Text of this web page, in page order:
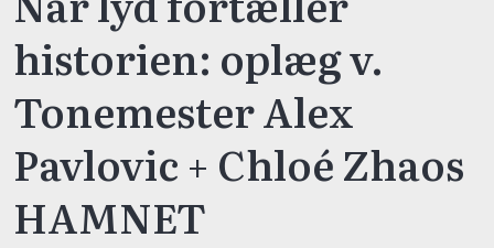
historien: oplæg v.
Tonemester Alex
Pavlovic + Chloé Zhaos
HAMNET